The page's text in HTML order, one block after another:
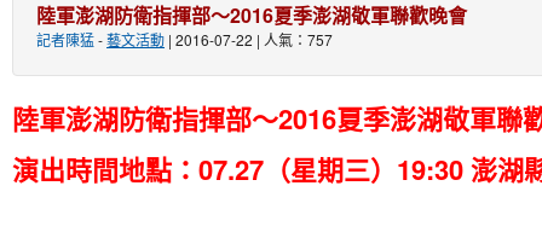
陸軍澎湖防衛指揮部～2016夏季澎湖敬軍聯歡晚會
記者陳猛-藝文活動 | 2016-07-22 | 人氣：757
陸軍澎湖防衛指揮部～2016夏季澎湖敬軍聯
演出時間地點：07.27（星期三）19:30 澎湖